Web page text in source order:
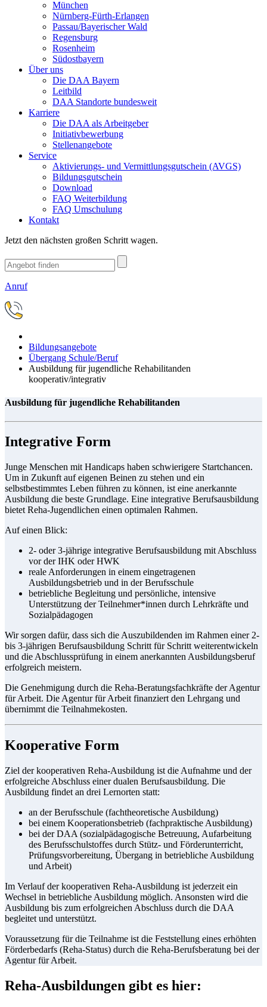
München
Nürnberg-Fürth-Erlangen
Passau/Bayerischer Wald
Regensburg
Rosenheim
Südostbayern
Über uns
Die DAA Bayern
Leitbild
DAA Standorte bundesweit
Karriere
Die DAA als Arbeitgeber
Initiativbewerbung
Stellenangebote
Service
Aktivierungs- und Vermittlungsgutschein (AVGS)
Bildungsgutschein
Download
FAQ Weiterbildung
FAQ Umschulung
Kontakt
Jetzt den nächsten großen Schritt wagen.
Anruf
Bildungsangebote
Übergang Schule/Beruf
Ausbildung für jugendliche Rehabilitanden
kooperativ/integrativ
Ausbildung für jugendliche Rehabilitanden
Integrative Form
Junge Menschen mit Handicaps haben schwierigere Startchancen.
Um in Zukunft auf eigenen Beinen zu stehen und ein
selbstbestimmtes Leben führen zu können, ist eine anerkannte
Ausbildung die beste Grundlage. Eine integrative Berufsausbildung
bietet Reha-Jugendlichen einen optimalen Rahmen.
Auf einen Blick:
2- oder 3-jährige integrative Berufsausbildung mit Abschluss
vor der IHK oder HWK
reale Anforderungen in einem eingetragenen
Ausbildungsbetrieb und in der Berufsschule
betriebliche Begleitung und persönliche, intensive
Unterstützung der Teilnehmer*innen durch Lehrkräfte und
Sozialpädagogen
Wir sorgen dafür, dass sich die Auszubildenden im Rahmen einer 2-
bis 3-jährigen Berufsausbildung Schritt für Schritt weiterentwickeln
und die Abschlussprüfung in einem anerkannten Ausbildungsberuf
erfolgreich meistern.
Die Genehmigung durch die Reha-Beratungsfachkräfte der Agentur
für Arbeit. Die Agentur für Arbeit finanziert den Lehrgang und
übernimmt die Teilnahmekosten.
Kooperative Form
Ziel der kooperativen Reha-Ausbildung ist die Aufnahme und der
erfolgreiche Abschluss einer dualen Berufsausbildung. Die
Ausbildung findet an drei Lernorten statt:
an der Berufsschule (fachtheoretische Ausbildung)
bei einem Kooperationsbetrieb (fachpraktische Ausbildung)
bei der DAA (sozialpädagogische Betreuung, Aufarbeitung
des Berufsschulstoffes durch Stütz- und Förderunterricht,
Prüfungsvorbereitung, Übergang in betriebliche Ausbildung
und Arbeit)
Im Verlauf der kooperativen Reha-Ausbildung ist jederzeit ein
Wechsel in betriebliche Ausbildung möglich. Ansonsten wird die
Ausbildung bis zum erfolgreichen Abschluss durch die DAA
begleitet und unterstützt.
Voraussetzung für die Teilnahme ist die Feststellung eines erhöhten
Förderbedarfs (Reha-Status) durch die Reha-Berufsberatung bei der
Agentur für Arbeit.
Reha-Ausbildungen gibt es hier: